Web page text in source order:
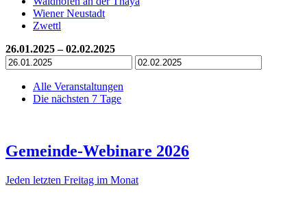
Wiener Neustadt
Zwettl
26.01.2025 – 02.02.2025
Alle Veranstaltungen
Die nächsten 7 Tage
Gemeinde-Webinare 2026
Jeden letzten Freitag im Monat